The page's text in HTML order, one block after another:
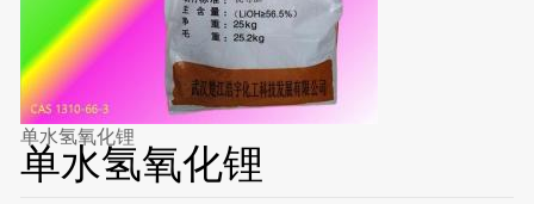
单水氢氧化锂
单水氢氧化锂